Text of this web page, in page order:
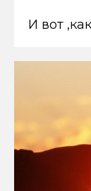
И вот